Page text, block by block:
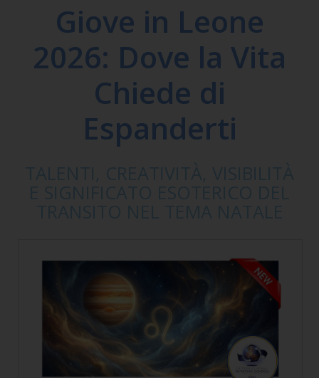
SEMINARI IN DIFFERITA
LIBRI
Giove in Leone
2026: Dove la Vita
Chiede di
Espanderti